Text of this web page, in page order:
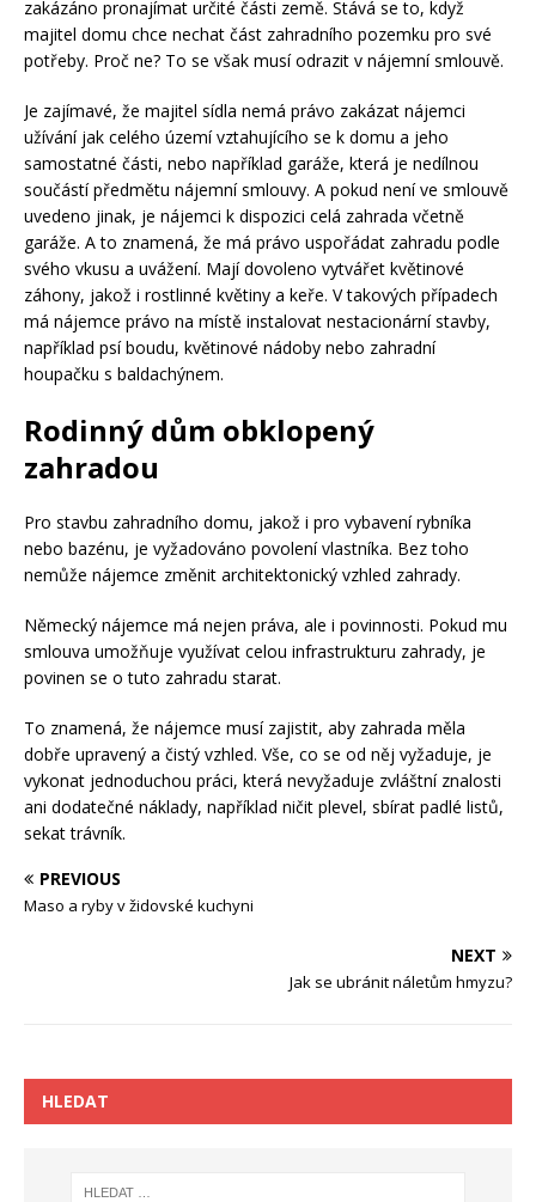
zakázáno pronajímat určité části země. Stává se to, když
majitel domu chce nechat část zahradního pozemku pro své
potřeby. Proč ne? To se však musí odrazit v nájemní smlouvě.
Je zajímavé, že majitel sídla nemá právo zakázat nájemci
užívání jak celého území vztahujícího se k domu a jeho
samostatné části, nebo například garáže, která je nedílnou
součástí předmětu nájemní smlouvy. A pokud není ve smlouvě
uvedeno jinak, je nájemci k dispozici celá zahrada včetně
garáže. A to znamená, že má právo uspořádat zahradu podle
svého vkusu a uvážení. Mají dovoleno vytvářet květinové
záhony, jakož i rostlinné květiny a keře. V takových případech
má nájemce právo na místě instalovat nestacionární stavby,
například psí boudu, květinové nádoby nebo zahradní
houpačku s baldachýnem.
Rodinný dům obklopený
zahradou
Pro stavbu zahradního domu, jakož i pro vybavení rybníka
nebo bazénu, je vyžadováno povolení vlastníka. Bez toho
nemůže nájemce změnit architektonický vzhled zahrady.
Německý nájemce má nejen práva, ale i povinnosti. Pokud mu
smlouva umožňuje využívat celou infrastrukturu zahrady, je
povinen se o tuto zahradu starat.
To znamená, že nájemce musí zajistit, aby zahrada měla
dobře upravený a čistý vzhled. Vše, co se od něj vyžaduje, je
vykonat jednoduchou práci, která nevyžaduje zvláštní znalosti
ani dodatečné náklady, například ničit plevel, sbírat padlé listů,
sekat trávník.
PREVIOUS
Maso a ryby v židovské kuchyni
NEXT
Jak se ubránit náletům hmyzu?
HLEDAT